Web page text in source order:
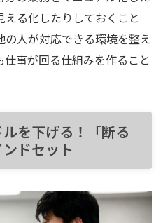
る化したりしておくこと
人が対応できる環境を整え
事が回る仕組みを作ること
を下げる！「断る
ドセット